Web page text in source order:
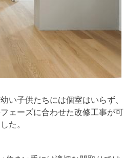
い子供たちには個室はいらず、
ェーズに合わせた改修工事が可
た。